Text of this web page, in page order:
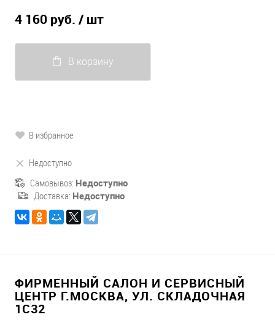
4 160 руб. / шт
В корзину
В избранное
Недоступно
Самовывоз: Недоступно
Доставка: Недоступно
ФИРМЕННЫЙ САЛОН И СЕРВИСНЫЙ
ЦЕНТР Г.МОСКВА, УЛ. СКЛАДОЧНАЯ
1С32